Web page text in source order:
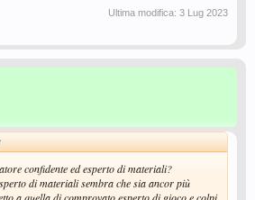
Ultima modifica: 3 Lug 2023
confidente ed esperto di materiali?
di materiali sembra che sia ancor più